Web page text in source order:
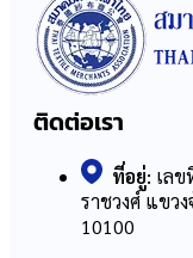
ติดต่อเรา
ที่อยู่: เล
ราชวงศ์ แขว
10100